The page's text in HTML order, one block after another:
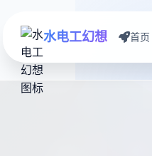
水电工幻想 首页